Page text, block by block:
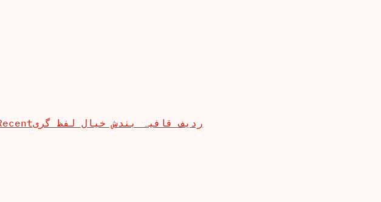
ردیف قافیہ بندش خیال لفظ گری